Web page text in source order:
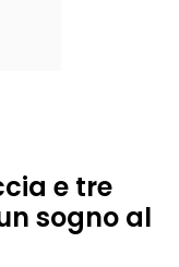
e tre
sogno al